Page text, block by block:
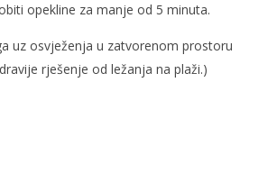
opekline za manje od 5 minuta.
uz osvježenja u zatvorenom prostoru
rješenje od ležanja na plaži.)